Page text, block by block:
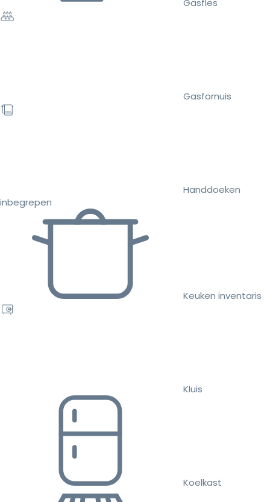
Gasfornuis
Handdoeken
inbegrepen
Keuken inventaris
Kluis
Koelkast